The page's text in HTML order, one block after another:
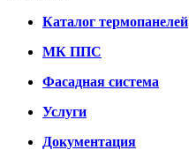
Каталог термопанелей
МК ППС
Фасадная система
Услуги
Документация